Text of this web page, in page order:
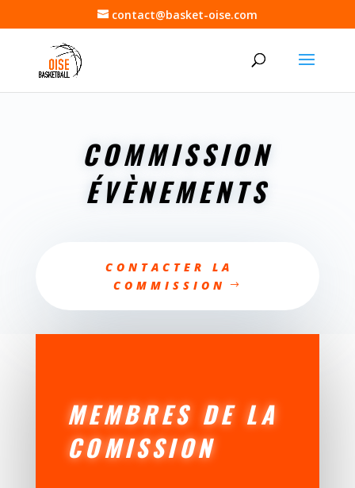
contact@basket-oise.com
COMMISSION
ÉVÈNEMENTS
CONTACTER LA
COMMISSION
MEMBRES DE LA
COMISSION